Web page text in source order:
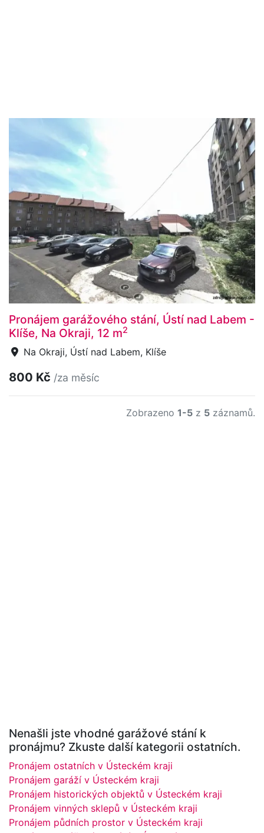
Pronájem garážového stání, Ústí nad Labem -
Klíše, Na Okraji, 12 m2
Na Okraji, Ústí nad Labem, Klíše
800 Kč /za měsíc
Zobrazeno 1-5 z 5 záznamů.
Nenašli jste vhodné garážové stání k
pronájmu? Zkuste další kategorii ostatních.
Pronájem ostatních v Ústeckém kraji
Pronájem garáží v Ústeckém kraji
Pronájem historických objektů v Ústeckém kraji
Pronájem vinných sklepů v Ústeckém kraji
Pronájem půdních prostor v Ústeckém kraji